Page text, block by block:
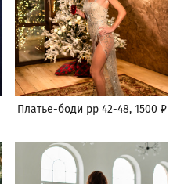
Платье-боди рр 42-48, 1500 ₽